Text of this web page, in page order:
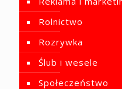
Rolnictwo
Rozrywka
Ślub i wesele
Społeczeństwo